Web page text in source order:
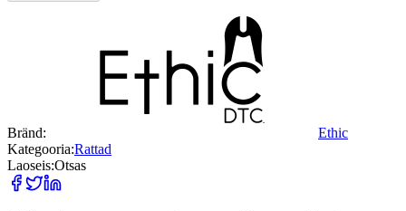
Bränd:
Ethic
Kategooria:Rattad
Laoseis:Otsas